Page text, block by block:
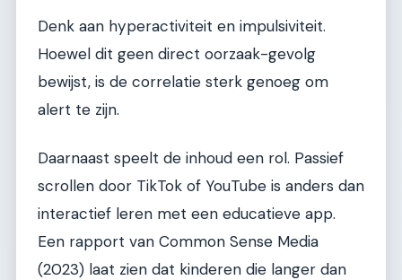
Denk aan hyperactiviteit en impulsiviteit.
Hoewel dit geen direct oorzaak-gevolg
bewijst, is de correlatie sterk genoeg om
alert te zijn.
Daarnaast speelt de inhoud een rol. Passief
scrollen door TikTok of YouTube is anders dan
interactief leren met een educatieve app.
Een rapport van Common Sense Media
(2023) laat zien dat kinderen die langer dan